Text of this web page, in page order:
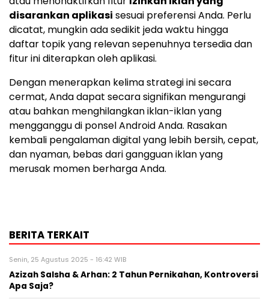
disarankan aplikasi sesuai preferensi Anda. Perlu
dicatat, mungkin ada sedikit jeda waktu hingga
daftar topik yang relevan sepenuhnya tersedia dan
fitur ini diterapkan oleh aplikasi.
Dengan menerapkan kelima strategi ini secara
cermat, Anda dapat secara signifikan mengurangi
atau bahkan menghilangkan iklan-iklan yang
mengganggu di ponsel Android Anda. Rasakan
kembali pengalaman digital yang lebih bersih, cepat,
dan nyaman, bebas dari gangguan iklan yang
merusak momen berharga Anda.
BERITA TERKAIT
Senin, 25 Agustus 2025 - 16:42 WIB
Azizah Salsha & Arhan: 2 Tahun Pernikahan, Kontroversi
Apa Saja?